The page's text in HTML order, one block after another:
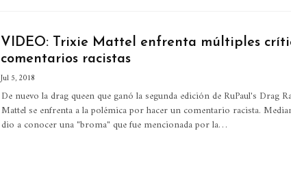
VIDEO: Trixie Mattel enfrenta múltiples
comentarios racistas
Jul 5, 2018
De nuevo la drag queen que ganó la segunda edición de RuPaul's Drag
Mattel se enfrenta a la polémica por hacer un comentario racista.
dio a conocer una "broma" que fue mencionada por la…